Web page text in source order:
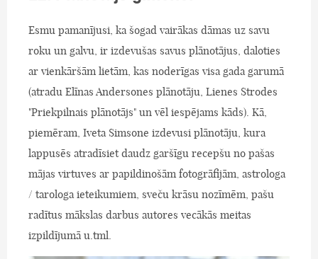
Esmu pamanījusi, ka šogad vairākas dāmas uz savu
roku un galvu, ir izdevušas savus plānotājus, daloties
ar vienkāršām lietām, kas noderīgas visa gada garumā
(atradu Elīnas Andersones plānotāju, Lienes Strodes
"Priekpilnais plānotājs" un vēl iespējams kāds). Kā,
piemēram, Iveta Simsone izdevusi plānotāju, kura
lappusēs atradīsiet daudz garšīgu recepšu no pašas
mājas virtuves ar papildinošām fotogrāfijām, astrologa
/ tarologa ieteikumiem, sveču krāsu nozīmēm, pašu
radītus mākslas darbus autores vecākās meitas
izpildījumā u.tml.